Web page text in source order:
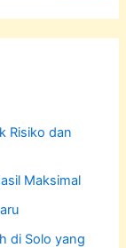
Risiko dan
Maksimal
di Solo yang